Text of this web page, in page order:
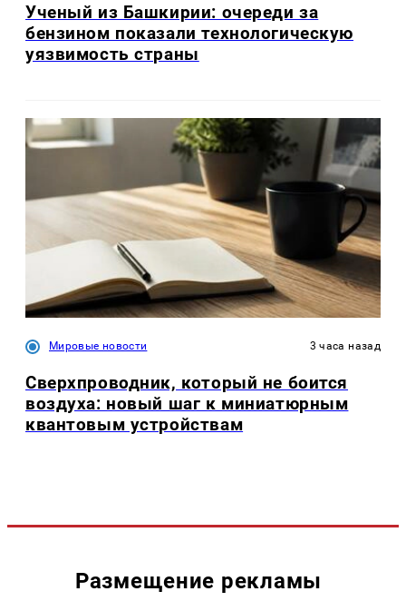
Ученый из Башкирии: очереди за
бензином показали технологическую
уязвимость страны
Мировые новости 3 часа назад
Сверхпроводник, который не боится
воздуха: новый шаг к миниатюрным
квантовым устройствам
Размещение рекламы